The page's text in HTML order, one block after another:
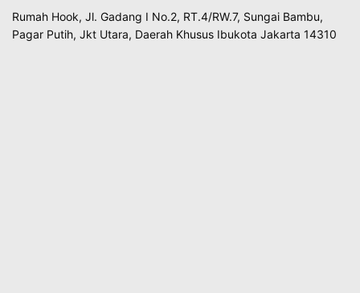
Rumah Hook, Jl. Gadang I No.2, RT.4/RW.7, Sungai Bambu,
Pagar Putih, Jkt Utara, Daerah Khusus Ibukota Jakarta 14310